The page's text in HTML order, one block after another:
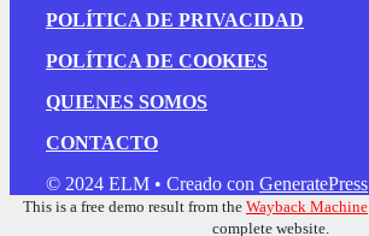
POLÍTICA DE PRIVACIDAD
POLÍTICA DE COOKIES
QUIENES SOMOS
CONTACTO
© 2024 ELM • Creado con GeneratePress
This is a free demo result from the Wayback Machine
complete website.